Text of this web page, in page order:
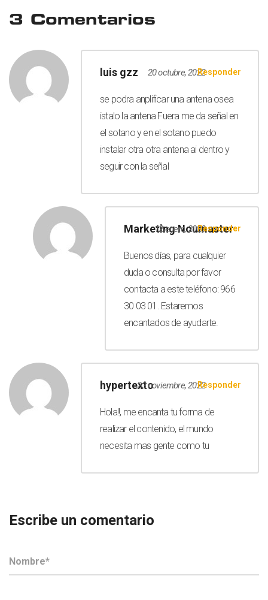
3 Comentarios
luis gzz 20 octubre, 2022
se podra anplificar una antena osea
istalo la antena Fuera me da señal en
el sotano y en el sotano puedo
instalar otra otra antena ai dentro y
seguir con la señal
Responder
Marketing Noumaster
12 enero, 2023
Buenos días, para cualquier
duda o consulta por favor
contacta a este teléfono: 966
30 03 01. Estaremos
encantados de ayudarte.
Responder
hypertexto23 noviembre, 2022
Hola!!, me encanta tu forma de
realizar el contenido, el mundo
necesita mas gente como tu
Responder
Escribe un comentario